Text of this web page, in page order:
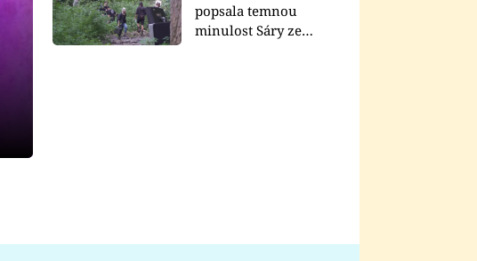
popsala temnou
minulost Sáry ze